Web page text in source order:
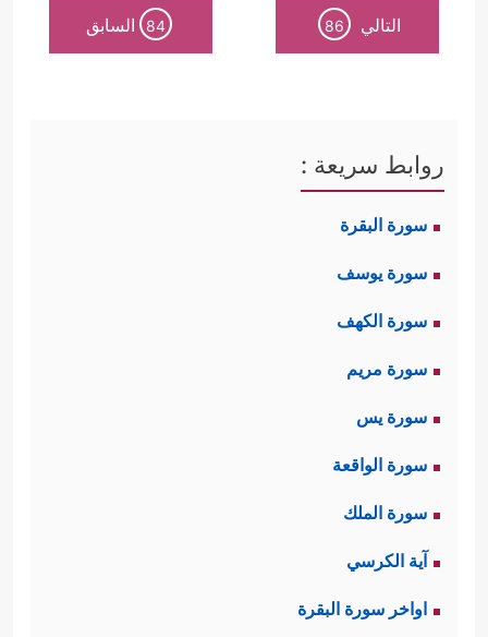
التالي 86
84 السابق
روابط سريعة :
سورة البقرة
سورة يوسف
سورة الكهف
سورة مريم
سورة يس
سورة الواقعة
سورة الملك
آية الكرسي
اواخر سورة البقرة